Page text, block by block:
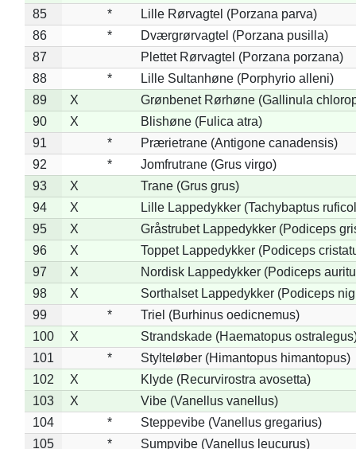
85
*
Lille Rørvagtel (Porzana parva)
86
*
Dværgrørvagtel (Porzana pusilla)
87
Plettet Rørvagtel (Porzana porzana)
88
*
Lille Sultanhøne (Porphyrio alleni)
89
X
Grønbenet Rørhøne (Gallinula
90
X
Blishøne (Fulica atra)
91
*
Prærietrane (Antigone canadensis)
92
*
Jomfrutrane (Grus virgo)
93
X
Trane (Grus grus)
94
X
Lille Lappedykker (Tachybaptus
95
X
Gråstrubet Lappedykker (Podiceps
96
X
Toppet Lappedykker (Podiceps
97
X
Nordisk Lappedykker (Podiceps
98
X
Sorthalset Lappedykker (Podiceps
99
*
Triel (Burhinus oedicnemus)
100
X
Strandskade (Haematopus
101
*
Stylteløber (Himantopus himantopus)
102
X
Klyde (Recurvirostra avosetta)
103
X
Vibe (Vanellus vanellus)
104
*
Steppevibe (Vanellus gregarius)
105
* Sumpvibe (Vanellus leucurus)